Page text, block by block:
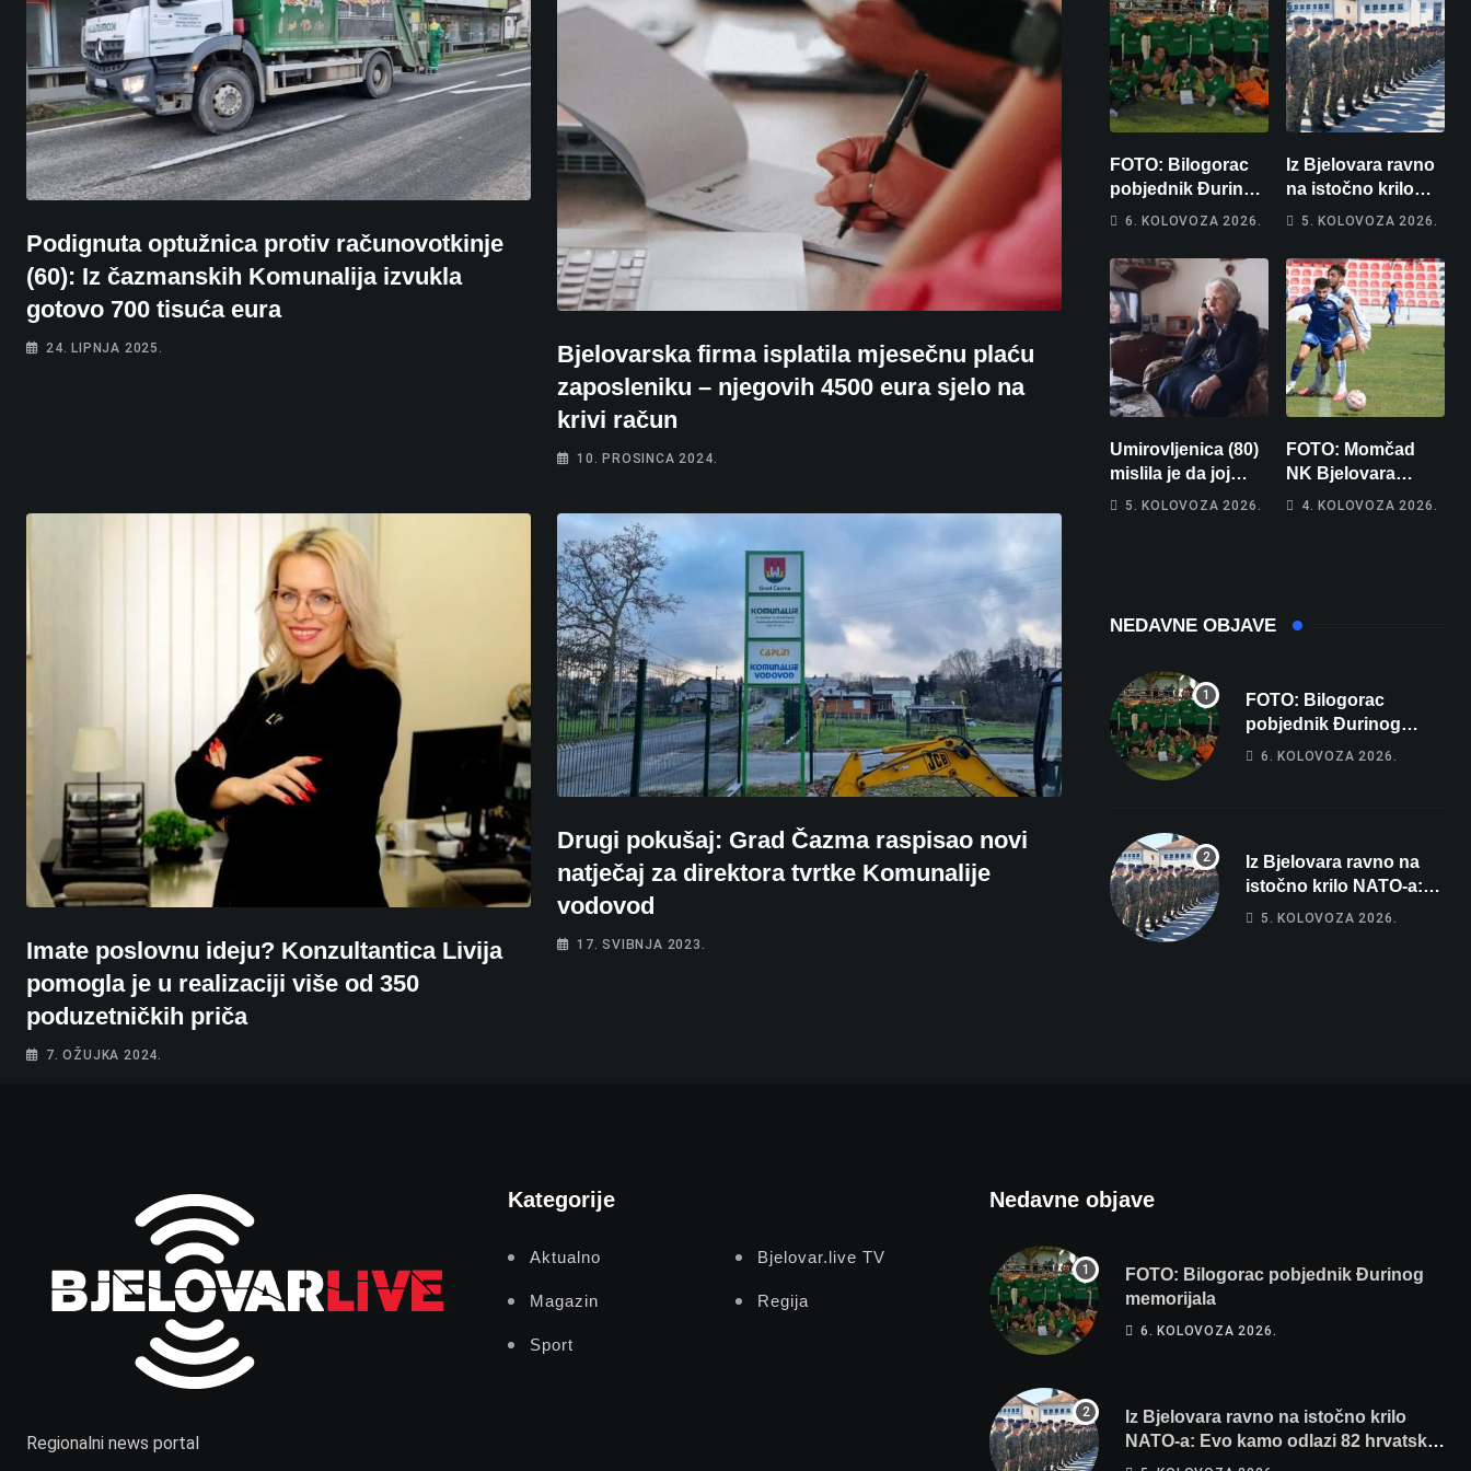
Podignuta optužnica protiv računovotkinje
(60): Iz čazmanskih Komunalija izvukla
gotovo 700 tisuća eura
24. LIPNJA 2025.
Bjelovarska firma isplatila mjesečnu plaću
zaposleniku – njegovih 4500 eura sjelo na
krivi račun
10. PROSINCA 2024.
Imate poslovnu ideju? Konzultantica Livija
pomogla je u realizaciji više od 350
poduzetničkih priča
7. OŽUJKA 2024.
Drugi pokušaj: Grad Čazma raspisao novi
natječaj za direktora tvrtke Komunalije
vodovod
17. SVIBNJA 2023.
FOTO: Bilogorac
pobjednik Đurinog
memorijala
6. KOLOVOZA 2026.
Iz Bjelovara ravno
na istočno krilo
NATO-a: Evo kamo
vojnika i 6
vojnikinja
5. KOLOVOZA 2026.
Umirovljenica (80)
mislila je da joj
piše kći pa ostala
5. KOLOVOZA 2026.
FOTO: Momčad
NK Bjelovara
poprima jesenski
4. KOLOVOZA 2026.
NEDAVNE OBJAVE
FOTO: Bilogorac
pobjednik Đurinog
memorijala
6. KOLOVOZA 2026.
Iz Bjelovara ravno na
istočno krilo NATO-a:
Evo kamo odlazi 82
5. KOLOVOZA 2026.
Regionalni news portal
Kategorije
Aktualno Bjelovar.live TV
Magazin Regija
Sport
Nedavne objave
FOTO: Bilogorac pobjednik Đurinog
memorijala
6. KOLOVOZA 2026.
Iz Bjelovara ravno na istočno krilo
NATO-a: Evo kamo odlazi 82 hrvatska
vojnika i 6 vojnikinja